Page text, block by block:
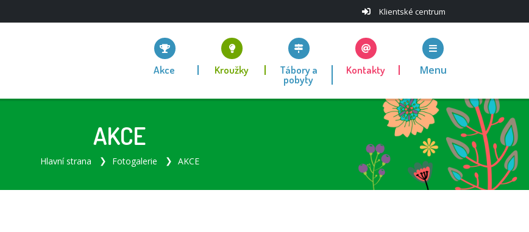
Klientské centrum
Akce Kroužky Tábory a
pobyty
Kontakty Menu
AKCE
Hlavní strana Fotogalerie AKCE